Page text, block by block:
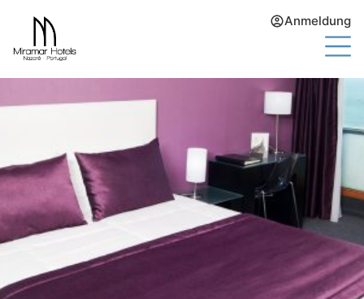
Anmeldung